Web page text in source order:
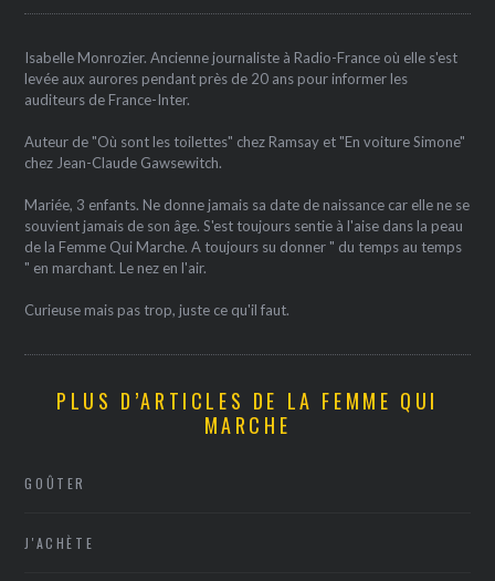
Isabelle Monrozier. Ancienne journaliste à Radio-France où elle s'est
levée aux aurores pendant près de 20 ans pour informer les
auditeurs de France-Inter.
Auteur de "Où sont les toilettes" chez Ramsay et "En voiture Simone"
chez Jean-Claude Gawsewitch.
Mariée, 3 enfants. Ne donne jamais sa date de naissance car elle ne se
souvient jamais de son âge. S'est toujours sentie à l'aise dans la peau
de la Femme Qui Marche. A toujours su donner " du temps au temps
" en marchant. Le nez en l'air.
Curieuse mais pas trop, juste ce qu'il faut.
PLUS D’ARTICLES DE LA FEMME QUI
MARCHE
GOÛTER
J'ACHÈTE